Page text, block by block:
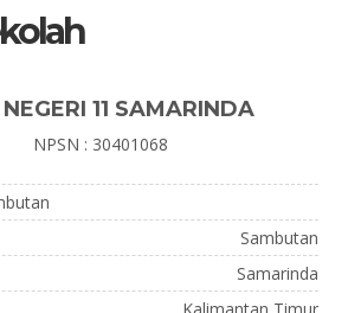
11 SAMARINDA
NPSN : 30401068
Sambutan
Samarinda